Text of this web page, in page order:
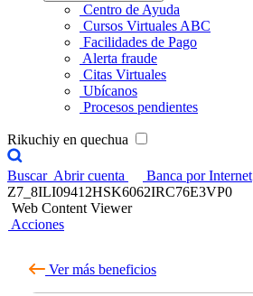
Centro de Ayuda
Cursos Virtuales ABC
Facilidades de Pago
Alerta fraude
Citas Virtuales
Ubícanos
Procesos pendientes
Rikuchiy en quechua
Buscar Abrir cuenta
Banca por Internet
Z7_8ILI09412HSK6062IRC76E3VP0
Web Content Viewer
Acciones
Ver más beneficios